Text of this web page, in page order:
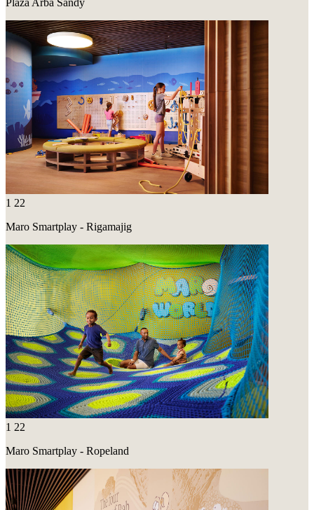
Plaża Arba Sandy
1 22
Maro Smartplay - Rigamajig
1 22
Maro Smartplay - Ropeland